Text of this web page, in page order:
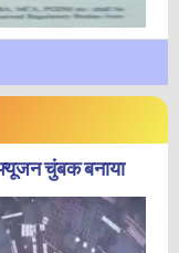
चुंबक बनाया